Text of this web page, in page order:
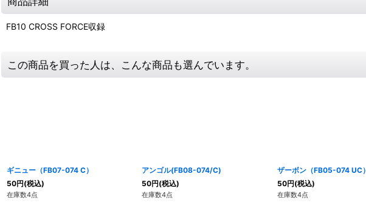
FB10 CROSS FORCE収録
この商品を買った人は、こんな商品も選んでいます。
ギニュー（FB07-074 C）
50円(税込)
在庫数4点
アンゴル(FB08-074/C)
50円(税込)
在庫数4点
ザーボン（FB05-074 UC）
50円(税込)
在庫数4点